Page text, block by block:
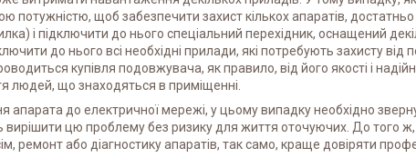
потужністю, щоб забезпечити захист кількох апаратів,
і підключити до нього спеціальний перехідник, оснащений
до нього всі необхідні прилади, які потребують захисту від
купівля подовжувача, як правило, від його якості і
людей, що знаходяться в приміщенні.
апарата до електричної мережі, у цьому випадку необхідно
вирішити цю проблему без ризику для життя оточуючих. До того
ремонт або діагностику апаратів, так само, краще довіряти